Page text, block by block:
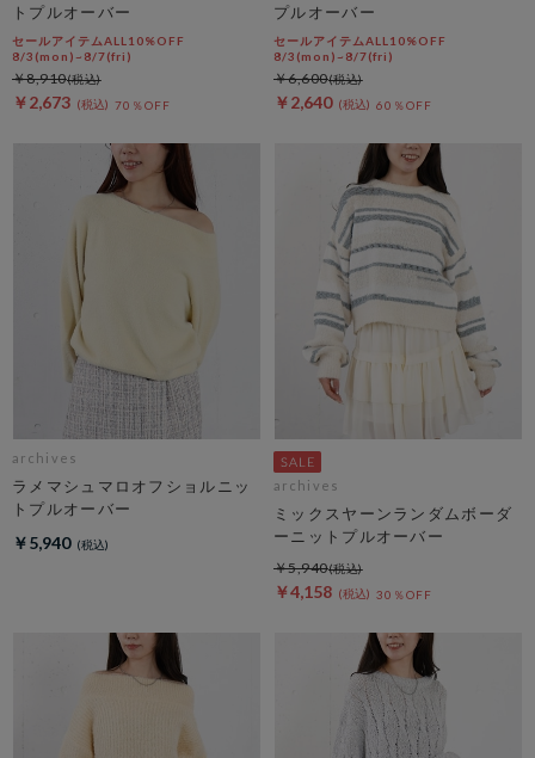
トプルオーバー
セールアイテムALL10%OFF
8/3(mon)~8/7(fri)
￥2,673 70％OFF
￥8,910
プルオーバー
セールアイテムALL10%OFF
8/3(mon)~8/7(fri)
￥2,640 60％OFF
￥6,600
archives
ラメマシュマロオフショルニッ
トプルオーバー
￥5,940
archives
ミックスヤーンランダムボーダ
ーニットプルオーバー
￥4,158 30％OFF
￥5,940